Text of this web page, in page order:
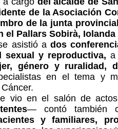
de la Asociación
de la junta
el Pallars Sobirà, Iolanda
asistió ados
sexual y reproductiva, a
género y ruralidad,
en el tema y
vio en el salón de
— contó también
y familiares,